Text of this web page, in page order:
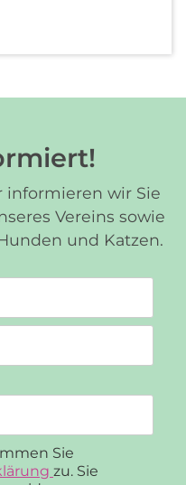
informieren wir Sie
Vereins sowie
und Katzen.
Sie
zu. Sie